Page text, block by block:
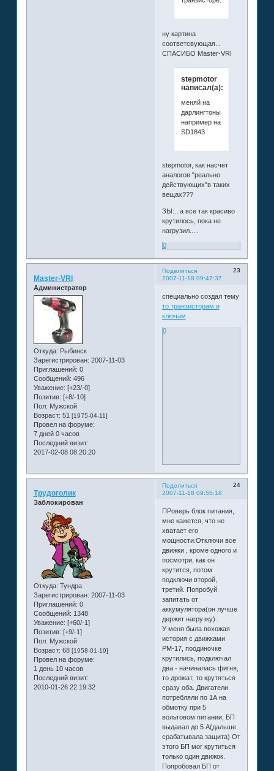
ну картина
соответсвующая...
СПАСИБО Master-VRI
stepmotor
написал(а):
меняй на
дарлингтоны
например на
SD1843
stepmotor, как насчет
аналогов "реально
действующих"в таких
вещах???
ЗЫ:...а все так красиво
крутилось, пока не
нагрузил.....
0
Поделиться
23
2007-11-18 09:47:37
Master-VRI
Администратор
Откуда: Рыбинск
Зарегистрирован: 2007-11-03
Приглашений: 0
Сообщений: 496
Уважение: [+23/-0]
Позитив: [+8/-10]
Пол: Мужской
Возраст: 51 [1975-04-11]
Провел на форуме:
7 дней 0 часов
Последний визит:
2017-02-08 08:20:20
специально создал тему
то транзисторам и
ключам
0
Поделиться
24
2007-11-18 09:55:18
Трудоголик
Заблокирован
Откуда: Тундра
Зарегистрирован: 2007-11-03
Приглашений: 0
Сообщений: 1348
Уважение: [+60/-1]
Позитив: [+9/-1]
Пол: Мужской
Возраст: 68 [1958-01-19]
Провел на форуме:
1 день 10 часов
Последний визит:
2010-01-26 22:19:32
ПРоверь блок питания,
мне кажется, что не
хватает его
мощности.Отключи все
движки , кроме одного и
посмотри, как он
крутится, потом
подключи второй,
третий. Попробуй
запитать от
аккумулятора(он лучше
держит нагрузку).
У меня была похожая
история с движками
РМ-17, поодиночке
крутились, подключал
два - начиналась фигня,
то дрожат, то крутяться
сразу оба. Двигатели
потребляли по 1А на
обмотку при 5
вольтовом питании, БП
выдавал до 5 А(дальше
срабатывала защита) От
этого БП мог крутиться
только один движок.
Попробовал БП от